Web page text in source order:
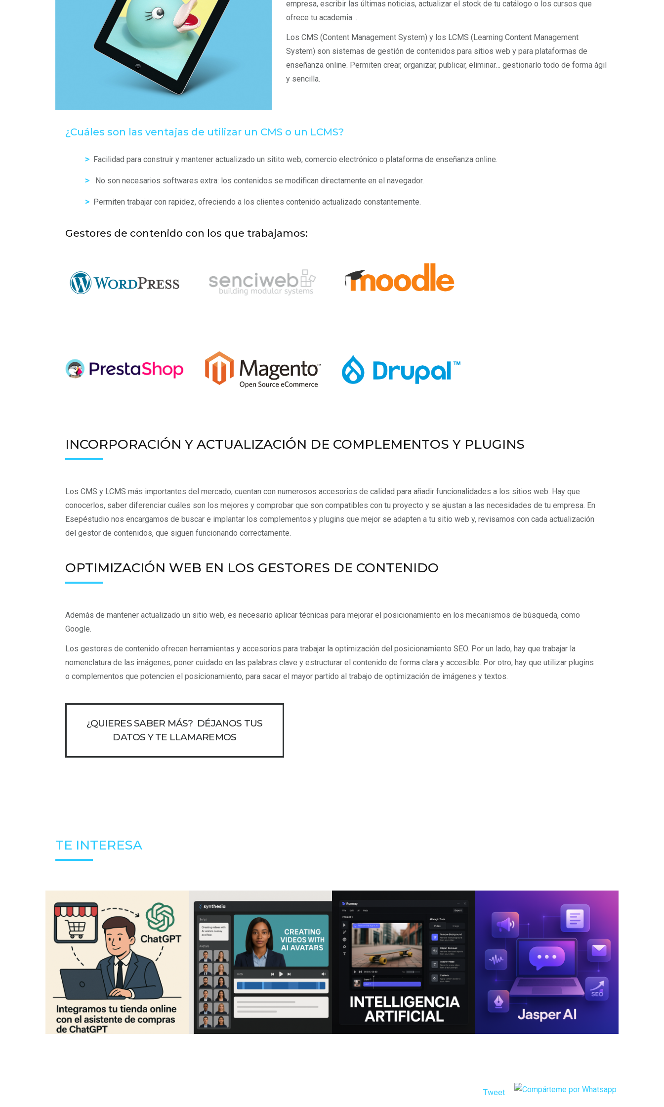
empresa, escribir las últimas noticias, actualizar el stock de tu catálogo o los cursos que
ofrece tu academia…
Los CMS (Content Management System) y los LCMS (Learning Content Management
System) son sistemas de gestión de contenidos para sitios web y para plataformas de
enseñanza online. Permiten crear, organizar, publicar, eliminar… gestionarlo todo de forma ágil
y sencilla.
¿Cuáles son las ventajas de utilizar un CMS o un LCMS?
> Facilidad para construir y mantener actualizado un sitito web, comercio electrónico o plataforma de enseñanza online.
> No son necesarios softwares extra: los contenidos se modifican directamente en el navegador.
> Permiten trabajar con rapidez, ofreciendo a los clientes contenido actualizado constantemente.
Gestores de contenido con los que trabajamos:
INCORPORACIÓN Y ACTUALIZACIÓN DE COMPLEMENTOS Y PLUGINS
Los CMS y LCMS más importantes del mercado, cuentan con numerosos accesorios de calidad para añadir funcionalidades a los sitios web. Hay que
conocerlos, saber diferenciar cuáles son los mejores y comprobar que son compatibles con tu proyecto y se ajustan a las necesidades de tu empresa. En
Esepéstudio nos encargamos de buscar e implantar los complementos y plugins que mejor se adapten a tu sitio web y, revisamos con cada actualización
del gestor de contenidos, que siguen funcionando correctamente.
OPTIMIZACIÓN WEB EN LOS GESTORES DE CONTENIDO
Además de mantener actualizado un sitio web, es necesario aplicar técnicas para mejorar el posicionamiento en los mecanismos de búsqueda, como
Google.
Los gestores de contenido ofrecen herramientas y accesorios para trabajar la optimización del posicionamiento SEO. Por un lado, hay que trabajar la
nomenclatura de las imágenes, poner cuidado en las palabras clave y estructurar el contenido de forma clara y accesible. Por otro, hay que utilizar plugins
o complementos que potencien el posicionamiento, para sacar el mayor partido al trabajo de optimización de imágenes y textos.
¿QUIERES SABER MÁS? DÉJANOS TUS
DATOS Y TE LLAMAREMOS
TE INTERESA
Tweet